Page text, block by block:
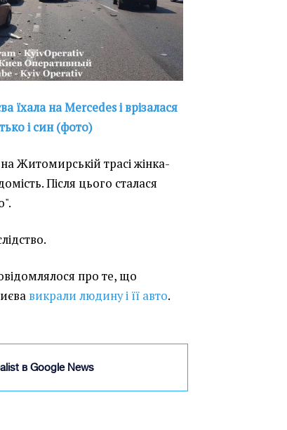
їхала на Mercedes і врізалася
і син (фото)
Житомирській трасі жінка-
Після цього сталася
про те, що
викрали людину і її авто.
в Google News